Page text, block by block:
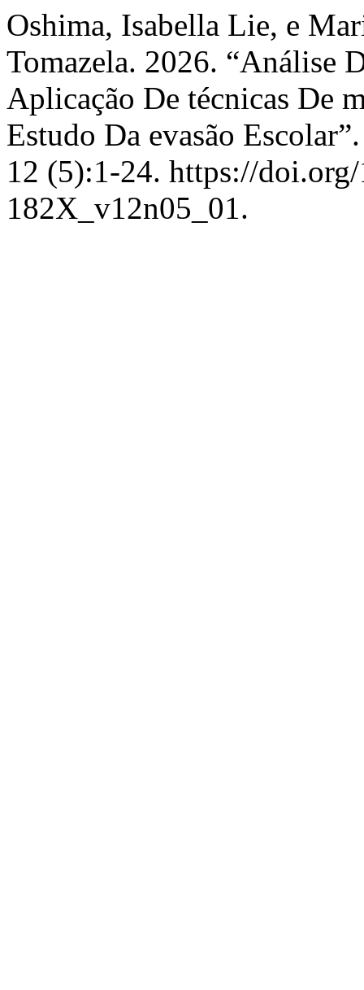
Oshima, Isabella Lie, e
Tomazela. 2026. “Análise
Aplicação De técnicas De
Estudo Da evasão
12 (5):1-24. https://
182X_v12n05_01.